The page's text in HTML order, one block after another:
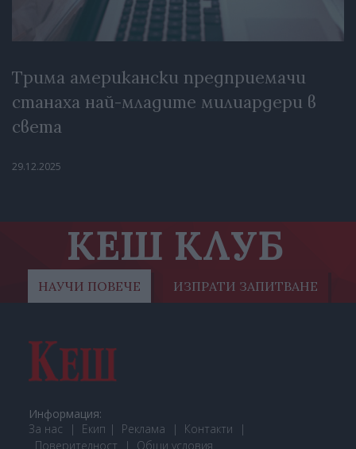
Трима американски предприемачи
станаха най-младите милиардери в
света
29.12.2025
КЕШ КЛУБ
НАУЧИ ПОВЕЧЕ ИЗПРАТИ ЗАПИТВАНЕ
Информация:
За нас
Екип Реклама
Контакти
Поверителност
Общи условия